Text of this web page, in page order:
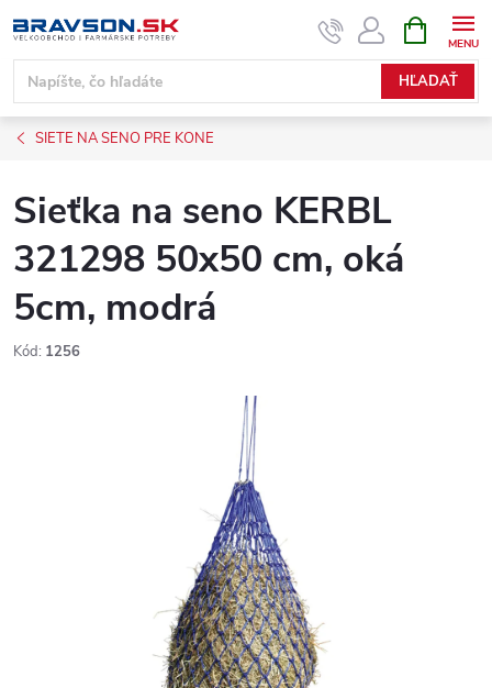
na
obsah
HĽADAŤ
KOŠÍK
SIETE NA SENO PRE KONE
Sieťka na seno KERBL
321298 50x50 cm, oká
5cm, modrá
Kód: 1256